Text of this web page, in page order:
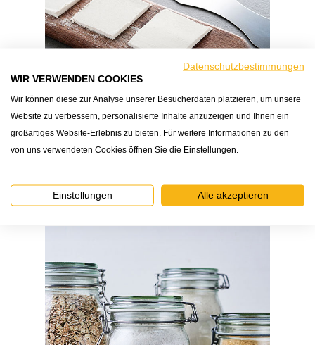
bedeutet?
Datenschutzbestimmungen
WIR VERWENDEN COOKIES
Wir können diese zur Analyse unserer Besucherdaten platzieren, um unsere
Website zu verbessern, personalisierte Inhalte anzuzeigen und Ihnen ein
großartiges Website-Erlebnis zu bieten. Für weitere Informationen zu den
von uns verwendeten Cookies öffnen Sie die Einstellungen.
Einstellungen Alle akzeptieren